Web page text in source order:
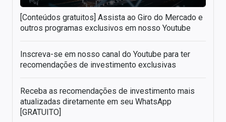
[Conteúdos gratuitos] Assista ao Giro do Mercado e
outros programas exclusivos em nosso Youtube
Inscreva-se em nosso canal do Youtube para ter
recomendações de investimento exclusivas
Receba as recomendações de investimento mais
atualizadas diretamente em seu WhatsApp
[GRATUITO]